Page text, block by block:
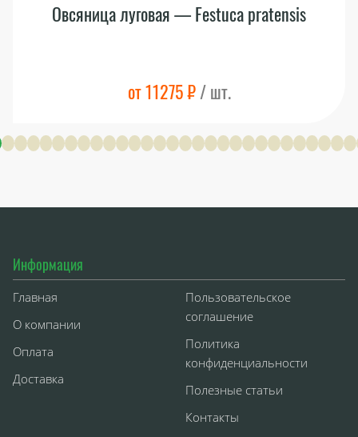
Овсяница луговая — Festuca pratensis
от 11275 ₽/ шт.
Информация
Главная
О компании
Оплата
Доставка
Пользовательское
соглашение
Политика
конфиденциальности
Полезные статьи
Контакты